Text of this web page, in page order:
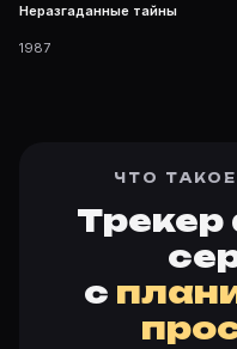
Неразгаданные тайны
1987
ЧТО ТАКОЕ
с